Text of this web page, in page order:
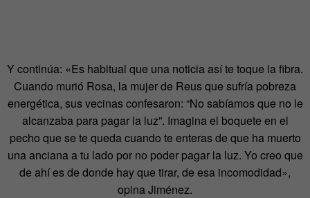
Y continúa: «Es habitual que una noticia así te toque la fibra.
Cuando murió Rosa, la mujer de Reus que sufría pobreza
energética, sus vecinas confesaron: “No sabíamos que no le
alcanzaba para pagar la luz”. Imagina el boquete en el
pecho que se te queda cuando te enteras de que ha muerto
una anciana a tu lado por no poder pagar la luz. Yo creo que
de ahí es de donde hay que tirar, de esa incomodidad»,
opina Jiménez.